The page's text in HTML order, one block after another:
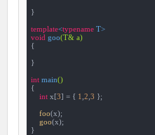
}
template<typename
T>
void goo(T& a)
{
}
int main()
{
int x[3] = { 1 2 3 };
foo(x);
goo(x);
}